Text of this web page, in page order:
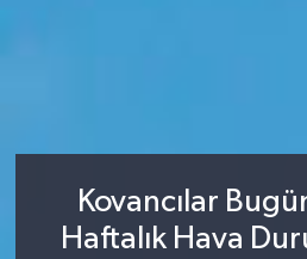
Kovancılar
Haftalık Hava
Ekonomi
Son Dakika Haberleri